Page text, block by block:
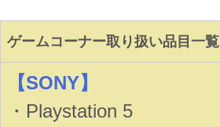
ゲームコーナー取り扱い品目一覧
【SONY】
・Playstation 5